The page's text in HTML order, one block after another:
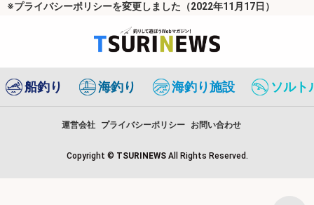
※プライバシーポリシーを変更しました（2022年11月17日）
船釣り 海釣り 海釣り施設 ソルト
運営会社 プライバシーポリシー お問い合わせ
Copyright © TSURINEWS All Rights Reserved.